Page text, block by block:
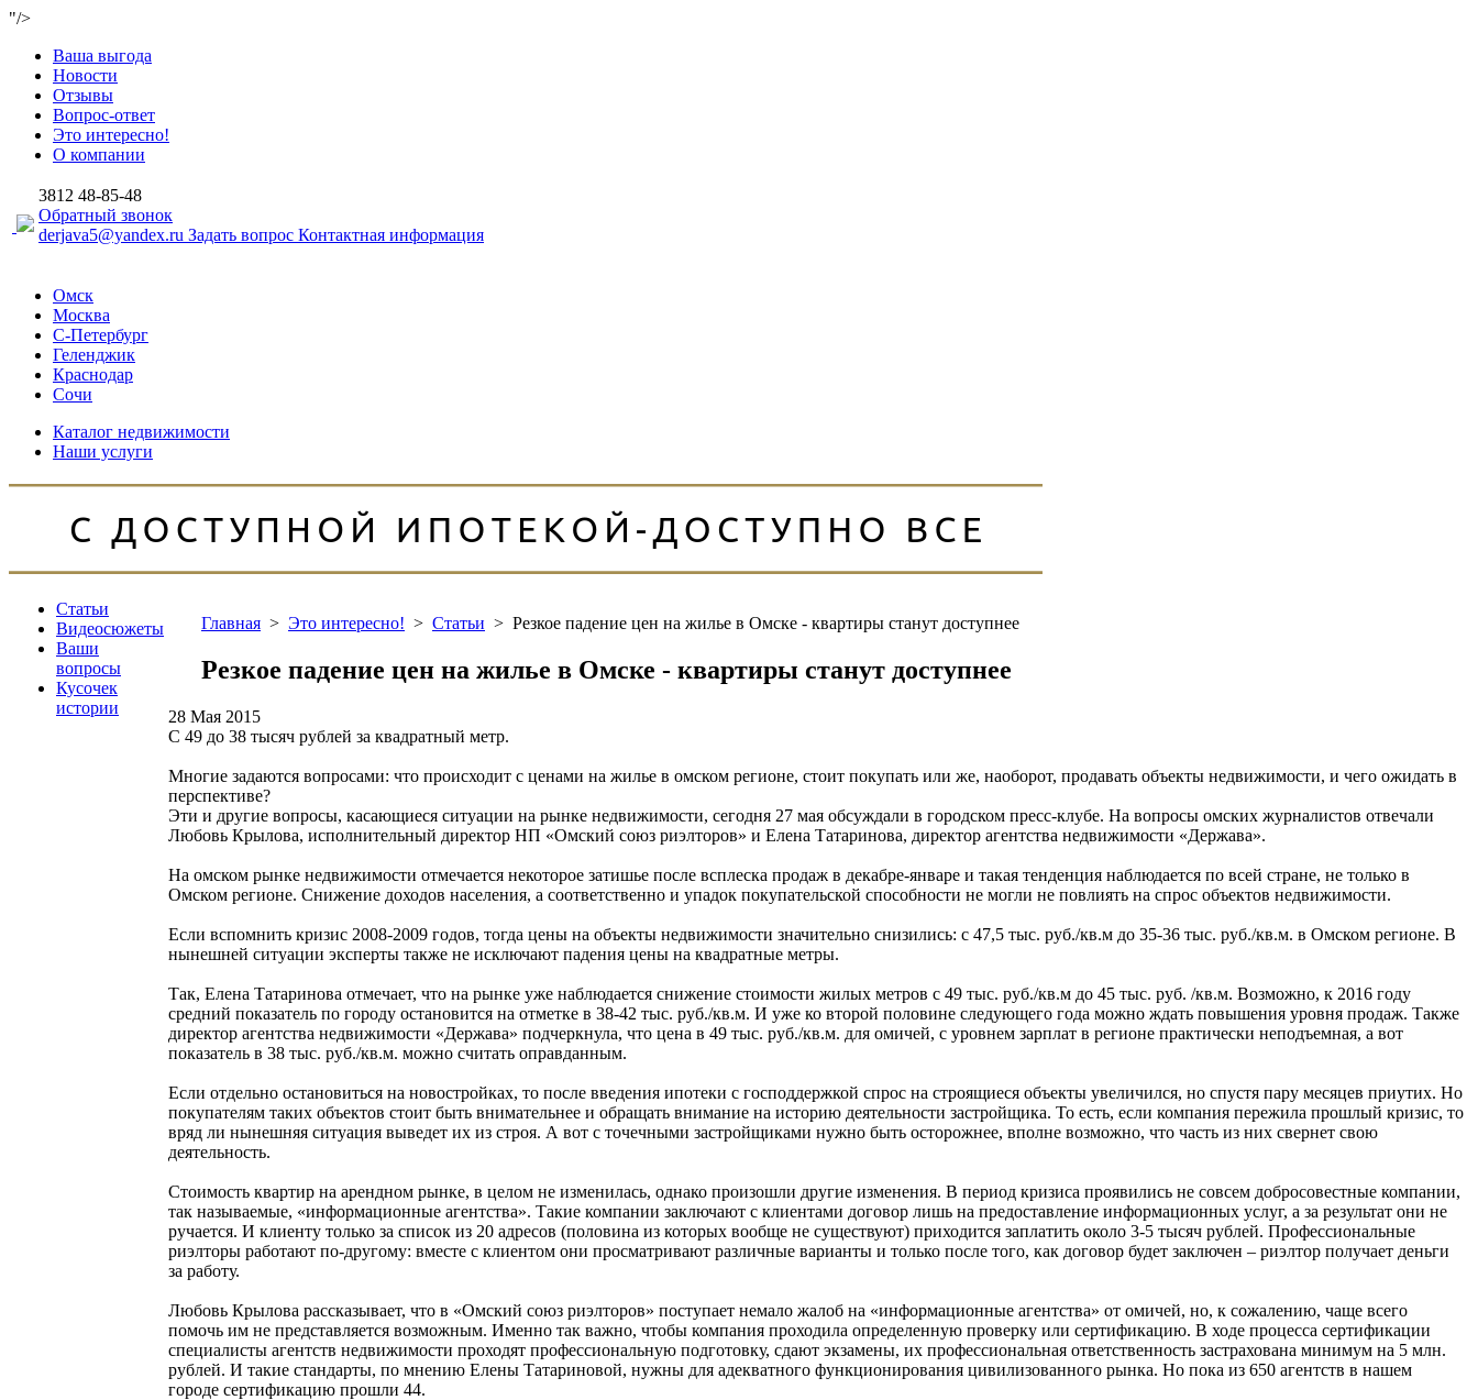
"/>
Ваша выгода
Новости
Отзывы
Вопрос-ответ
Это интересно!
О компании
3812 48-85-48
Обратный звонок
derjava5@yandex.ru Задать вопрос Контактная информация
Омск
Москва
С-Петербург
Геленджик
Краснодар
Сочи
Каталог недвижимости
Наши услуги
Статьи
Видеосюжеты
Ваши
вопросы
Кусочек
истории
Главная > Это интересно! > Статьи > Резкое падение цен на жилье в Омске - квартиры станут доступнее
Резкое падение цен на жилье в Омске - квартиры станут доступнее
28 Мая 2015
С 49 до 38 тысяч рублей за квадратный метр.
Многие задаются вопросами: что происходит с ценами на жилье в омском регионе, стоит покупать или же, наоборот, продавать объекты недвижимости, и чего ожидать в
перспективе?
Эти и другие вопросы, касающиеся ситуации на рынке недвижимости, сегодня 27 мая обсуждали в городском пресс-клубе. На вопросы омских журналистов отвечали
Любовь Крылова, исполнительный директор НП «Омский союз риэлторов» и Елена Татаринова, директор агентства недвижимости «Держава».
На омском рынке недвижимости отмечается некоторое затишье после всплеска продаж в декабре-январе и такая тенденция наблюдается по всей стране, не только в
Омском регионе. Снижение доходов населения, а соответственно и упадок покупательской способности не могли не повлиять на спрос объектов недвижимости.
Если вспомнить кризис 2008-2009 годов, тогда цены на объекты недвижимости значительно снизились: с 47,5 тыс. руб./кв.м до 35-36 тыс. руб./кв.м. в Омском регионе. В
нынешней ситуации эксперты также не исключают падения цены на квадратные метры.
Так, Елена Татаринова отмечает, что на рынке уже наблюдается снижение стоимости жилых метров с 49 тыс. руб./кв.м до 45 тыс. руб. /кв.м. Возможно, к 2016 году
средний показатель по городу остановится на отметке в 38-42 тыс. руб./кв.м. И уже ко второй половине следующего года можно ждать повышения уровня продаж. Также
директор агентства недвижимости «Держава» подчеркнула, что цена в 49 тыс. руб./кв.м. для омичей, с уровнем зарплат в регионе практически неподъемная, а вот
показатель в 38 тыс. руб./кв.м. можно считать оправданным.
Если отдельно остановиться на новостройках, то после введения ипотеки с господдержкой спрос на строящиеся объекты увеличился, но спустя пару месяцев приутих. Но
покупателям таких объектов стоит быть внимательнее и обращать внимание на историю деятельности застройщика. То есть, если компания пережила прошлый кризис, то
вряд ли нынешняя ситуация выведет их из строя. А вот с точечными застройщиками нужно быть осторожнее, вполне возможно, что часть из них свернет свою
деятельность.
Стоимость квартир на арендном рынке, в целом не изменилась, однако произошли другие изменения. В период кризиса проявились не совсем добросовестные компании,
так называемые, «информационные агентства». Такие компании заключают с клиентами договор лишь на предоставление информационных услуг, а за результат они не
ручается. И клиенту только за список из 20 адресов (половина из которых вообще не существуют) приходится заплатить около 3-5 тысяч рублей. Профессиональные
риэлторы работают по-другому: вместе с клиентом они просматривают различные варианты и только после того, как договор будет заключен – риэлтор получает деньги
за работу.
Любовь Крылова рассказывает, что в «Омский союз риэлторов» поступает немало жалоб на «информационные агентства» от омичей, но, к сожалению, чаще всего
помочь им не представляется возможным. Именно так важно, чтобы компания проходила определенную проверку или сертификацию. В ходе процесса сертификации
специалисты агентств недвижимости проходят профессиональную подготовку, сдают экзамены, их профессиональная ответственность застрахована минимум на 5 млн.
рублей. И такие стандарты, по мнению Елены Татариновой, нужны для адекватного функционирования цивилизованного рынка. Но пока из 650 агентств в нашем
городе сертификацию прошли 44.